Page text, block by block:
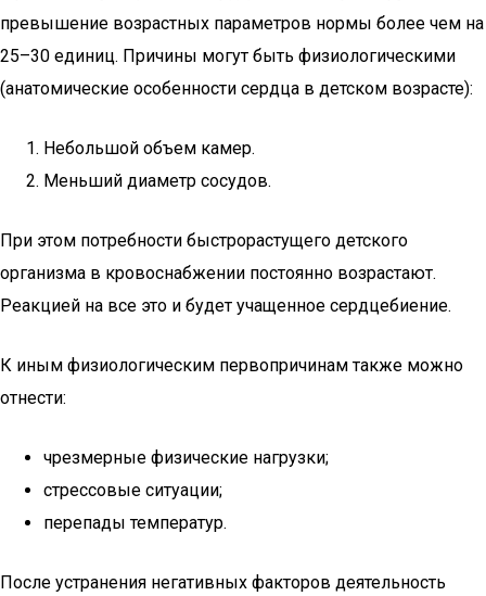
превышение возрастных параметров нормы более чем на
25–30 единиц. Причины могут быть физиологическими
(анатомические особенности сердца в детском возрасте):
Небольшой объем камер.
Меньший диаметр сосудов.
При этом потребности быстрорастущего детского
организма в кровоснабжении постоянно возрастают.
Реакцией на все это и будет учащенное сердцебиение.
К иным физиологическим первопричинам также можно
отнести:
чрезмерные физические нагрузки;
стрессовые ситуации;
перепады температур.
После устранения негативных факторов деятельность